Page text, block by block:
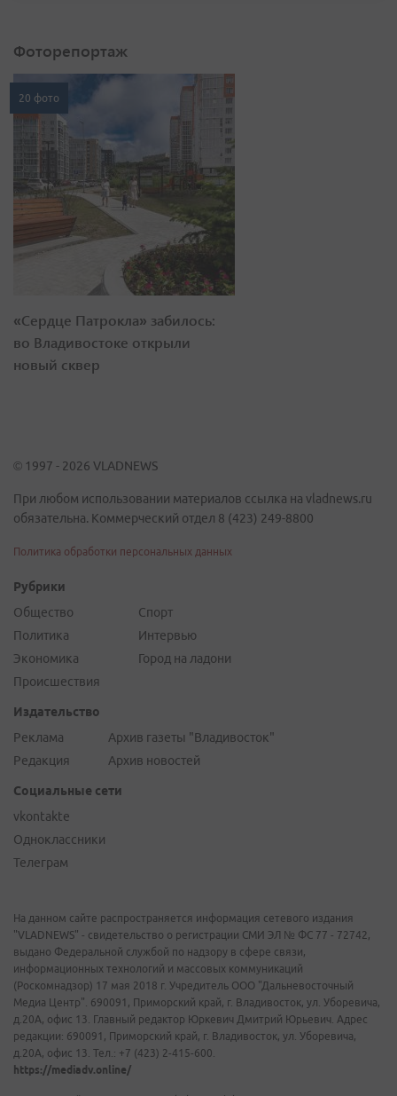
Фоторепортаж
20 фото
«Сердце Патрокла» забилось:
во Владивостоке открыли
новый сквер
© 1997 - 2026 VLADNEWS
При любом использовании материалов ссылка на vladnews.ru
обязательна. Коммерческий отдел 8 (423) 249-8800
Политика обработки персональных данных
Рубрики
Общество
Политика
Экономика
Происшествия
Спорт
Интервью
Город на ладони
Издательство
Реклама
Редакция
Архив газеты "Владивосток"
Архив новостей
Социальные сети
vkontakte
Одноклассники
Телеграм
На данном сайте распространяется информация сетевого издания
"VLADNEWS" - свидетельство о регистрации СМИ ЭЛ № ФС 77 - 72742,
выдано Федеральной службой по надзору в сфере связи,
информационных технологий и массовых коммуникаций
(Роскомнадзор) 17 мая 2018 г. Учредитель ООО "Дальневосточный
Медиа Центр". 690091, Приморский край, г. Владивосток, ул. Уборевича,
д.20А, офис 13. Главный редактор Юркевич Дмитрий Юрьевич. Адрес
редакции: 690091, Приморский край, г. Владивосток, ул. Уборевича,
д.20А, офис 13. Тел.: +7 (423) 2-415-600.
https://mediadv.online/